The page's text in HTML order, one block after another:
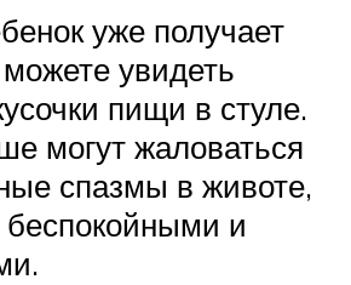
уже получает
увидеть
пищи в стуле.
могут жаловаться
спазмы в животе,
беспокойными и